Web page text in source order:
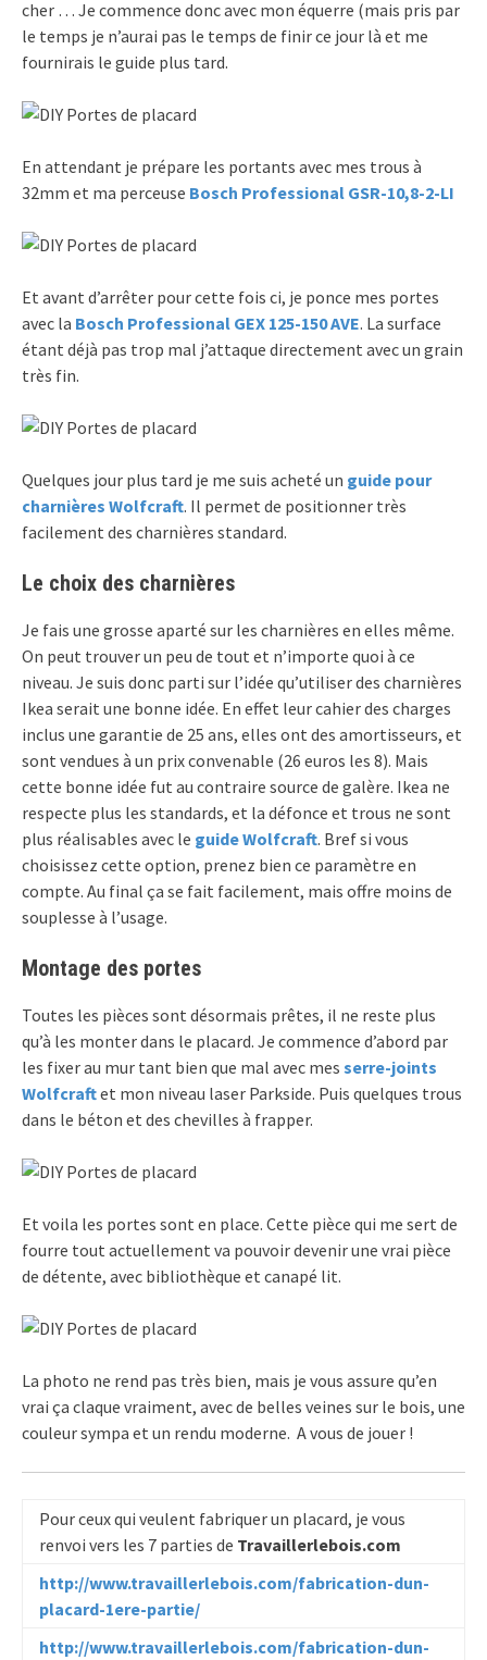
cher … Je commence donc avec mon équerre (mais pris par
le temps je n’aurai pas le temps de finir ce jour là et me
fournirais le guide plus tard.
En attendant je prépare les portants avec mes trous à
32mm et ma perceuse Bosch Professional GSR-10,8-2-LI
Et avant d’arrêter pour cette fois ci, je ponce mes portes
avec la Bosch Professional GEX 125-150 AVE. La surface
étant déjà pas trop mal j’attaque directement avec un grain
très fin.
Quelques jour plus tard je me suis acheté un guide pour
charnières Wolfcraft. Il permet de positionner très
facilement des charnières standard.
Le choix des charnières
Je fais une grosse aparté sur les charnières en elles même.
On peut trouver un peu de tout et n’importe quoi à ce
niveau. Je suis donc parti sur l’idée qu’utiliser des charnières
Ikea serait une bonne idée. En effet leur cahier des charges
inclus une garantie de 25 ans, elles ont des amortisseurs, et
sont vendues à un prix convenable (26 euros les 8). Mais
cette bonne idée fut au contraire source de galère. Ikea ne
respecte plus les standards, et la défonce et trous ne sont
plus réalisables avec le guide Wolfcraft. Bref si vous
choisissez cette option, prenez bien ce paramètre en
compte. Au final ça se fait facilement, mais offre moins de
souplesse à l’usage.
Montage des portes
Toutes les pièces sont désormais prêtes, il ne reste plus
qu’à les monter dans le placard. Je commence d’abord par
les fixer au mur tant bien que mal avec mes serre-joints
Wolfcraftet mon niveau laser Parkside. Puis quelques trous
dans le béton et des chevilles à frapper.
Et voila les portes sont en place. Cette pièce qui me sert de
fourre tout actuellement va pouvoir devenir une vrai pièce
de détente, avec bibliothèque et canapé lit.
La photo ne rend pas très bien, mais je vous assure qu’en
vrai ça claque vraiment, avec de belles veines sur le bois, une
couleur sympa et un rendu moderne. A vous de jouer !
Pour ceux qui veulent fabriquer un placard, je vous
renvoi vers les 7 parties de Travaillerlebois.com
http://www.travaillerlebois.com/fabrication-dun-
placard-1ere-partie/
http://www.travaillerlebois.com/fabrication-dun-